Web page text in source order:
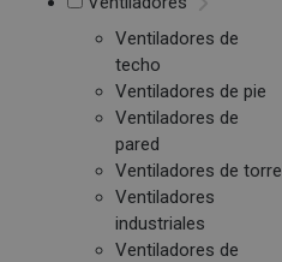
Ventiladores de
techo
Ventiladores de pie
Ventiladores de
pared
Ventiladores de torre
Ventiladores
industriales
Ventiladores de